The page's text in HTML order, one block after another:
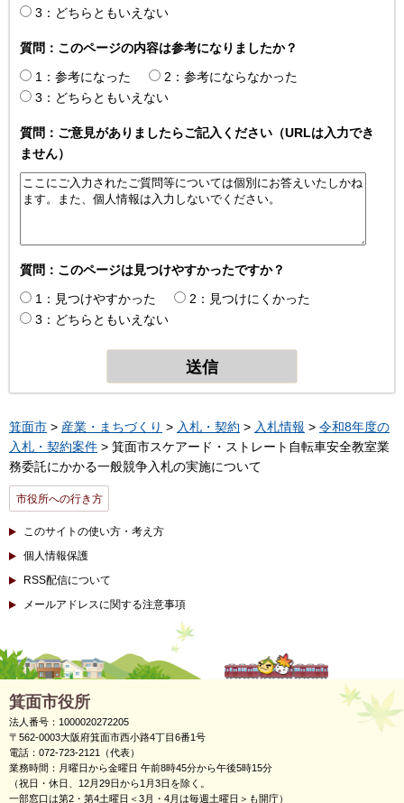
3：どちらともいえない
質問：このページの内容は参考になりましたか？
1：参考になった
2：参考にならなかった
3：どちらともいえない
質問：ご意見がありましたらご記入ください（URLは入力でき
ません）
質問：このページは見つけやすかったですか？
1：見つけやすかった
2：見つけにくかった
3：どちらともいえない
箕面市 > 産業・まちづくり > 入札・契約 > 入札情報 > 令和8年度の
入札・契約案件 > 箕面市スケアード・ストレート自転車安全教室業
務委託にかかる一般競争入札の実施について
市役所への行き方
このサイトの使い方・考え方
個人情報保護
RSS配信について
メールアドレスに関する注意事項
箕面市役所
法人番号：1000020272205
〒562-0003大阪府箕面市西小路4丁目6番1号
電話：072-723-2121（代表）
業務時間：月曜日から金曜日 午前8時45分から午後5時15分
（祝日・休日、12月29日から1月3日を除く。
一部窓口は第2・第4土曜日＜3月・4月は毎週土曜日＞も開庁）